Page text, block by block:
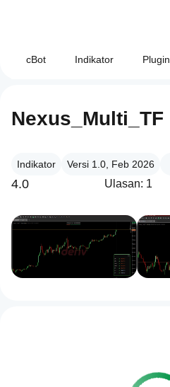
cBot Indikator Plugin
Nexus_Multi_TF
Indikator Versi 1.0, Feb 2026
4.0 Ulasan: 1